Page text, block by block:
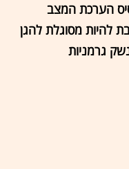
הערכת המצב
להיות מסוגלת להגן
גרמניות